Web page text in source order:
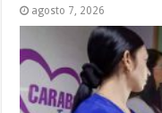
agosto 7, 2026